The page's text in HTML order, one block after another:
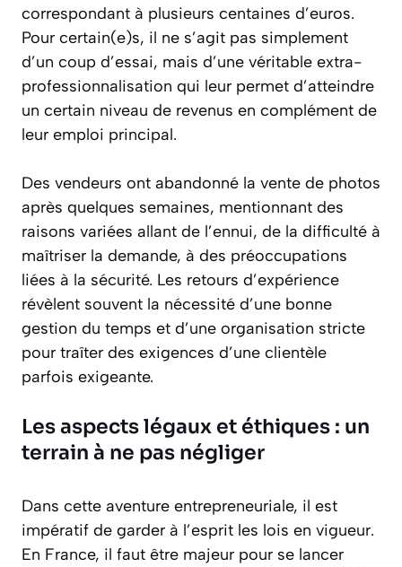
correspondant à plusieurs centaines d’euros.
Pour certain(e)s, il ne s’agit pas simplement
d’un coup d’essai, mais d’une véritable extra-
professionnalisation qui leur permet d’atteindre
un certain niveau de revenus en complément de
leur emploi principal.
Des vendeurs ont abandonné la vente de photos
après quelques semaines, mentionnant des
raisons variées allant de l’ennui, de la difficulté à
maîtriser la demande, à des préoccupations
liées à la sécurité. Les retours d’expérience
révèlent souvent la nécessité d’une bonne
gestion du temps et d’une organisation stricte
pour traîter des exigences d’une clientèle
parfois exigeante.
Les aspects légaux et éthiques : un
terrain à ne pas négliger
Dans cette aventure entrepreneuriale, il est
impératif de garder à l’esprit les lois en vigueur.
En France, il faut être majeur pour se lancer